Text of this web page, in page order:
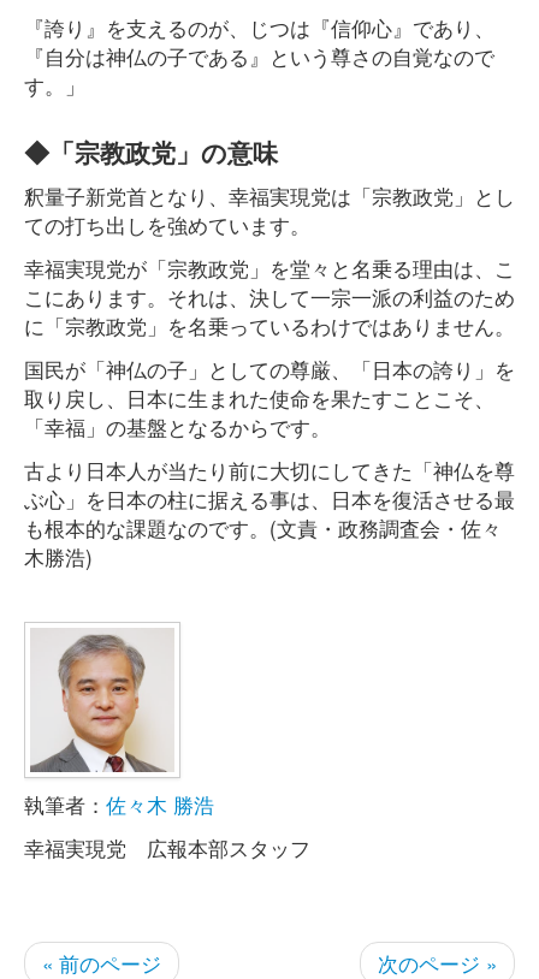
『誇り』を支えるのが、じつは『信仰心』であり、
『自分は神仏の子である』という尊さの自覚なので
す。」
◆「宗教政党」の意味
釈量子新党首となり、幸福実現党は「宗教政党」とし
ての打ち出しを強めています。
幸福実現党が「宗教政党」を堂々と名乗る理由は、こ
こにあります。それは、決して一宗一派の利益のため
に「宗教政党」を名乗っているわけではありません。
国民が「神仏の子」としての尊厳、「日本の誇り」を
取り戻し、日本に生まれた使命を果たすことこそ、
「幸福」の基盤となるからです。
古より日本人が当たり前に大切にしてきた「神仏を尊
ぶ心」を日本の柱に据える事は、日本を復活させる最
も根本的な課題なのです。(文責・政務調査会・佐々
木勝浩)
執筆者： 佐々木 勝浩
幸福実現党 広報本部スタッフ
« 前のページ 次のページ »